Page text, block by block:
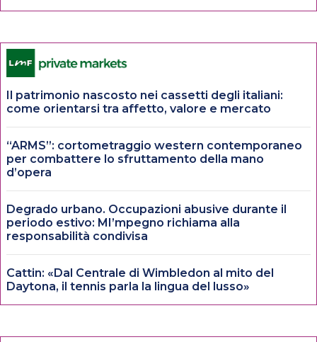
Il patrimonio nascosto nei cassetti degli italiani:
come orientarsi tra affetto, valore e mercato
“ARMS”: cortometraggio western contemporaneo
per combattere lo sfruttamento della mano
d’opera
Degrado urbano. Occupazioni abusive durante il
periodo estivo: MI’mpegno richiama alla
responsabilità condivisa
Cattin: «Dal Centrale di Wimbledon al mito del
Daytona, il tennis parla la lingua del lusso»